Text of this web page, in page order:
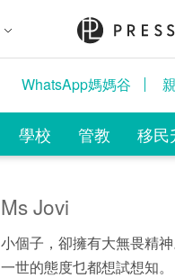
WhatsApp媽媽谷
學校 管教 移民
Ms Jovi
小個子，卻擁有大無畏精
一世的態度乜都想試想知